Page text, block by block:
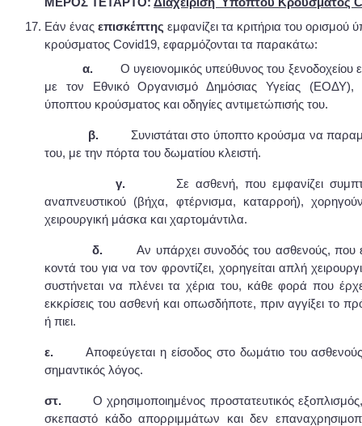
Εάν ένας επισκέπτης εμφανίζει τα κριτήρια του ορισμού
κρούσματος Covid19, εφαρμόζονται τα παρακάτω:
α.Ο υγειονομικός υπεύθυνος του ξενοδοχείου
με τον Εθνικό Οργανισμό Δημόσιας Υγείας
ύποπτου κρούσματος και οδηγίες αντιμετώπισής του.
β. Συνιστάται στο ύποπτο κρούσμα να
του, με την πόρτα του δωματίου κλειστή.
γ. Σε ασθενή, που εμφανίζει
αναπνευστικού (βήχα, φτέρνισμα, καταρροή),
χειρουργική μάσκα και χαρτομάντιλα.
δ.Αν υπάρχει συνοδός του ασθενούς, που
κοντά του για να τον φροντίζει, χορηγείται απλή
συστήνεται να πλένει τα χέρια του, κάθε φορά που
εκκρίσεις του ασθενή και οπωσδήποτε, πριν αγγίξει το
ή πιει.
ε. Αποφεύγεται η είσοδος στο δωμάτιο του
σημαντικός λόγος.
στ. Ο χρησιμοποιημένος προστατευτικός εξοπλισμός,
σκεπαστό κάδο απορριμμάτων και δεν